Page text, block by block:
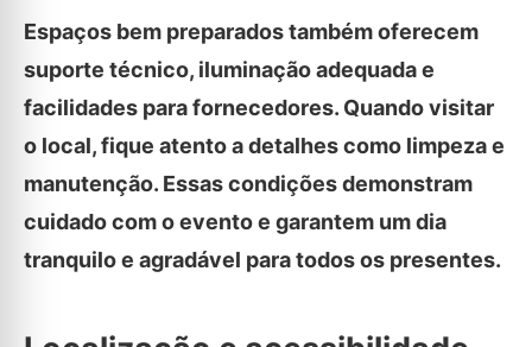
Espaços bem preparados também oferecem
suporte técnico, iluminação adequada e
facilidades para fornecedores. Quando visitar
o local, fique atento a detalhes como limpeza e
manutenção. Essas condições demonstram
cuidado com o evento e garantem um dia
tranquilo e agradável para todos os presentes.